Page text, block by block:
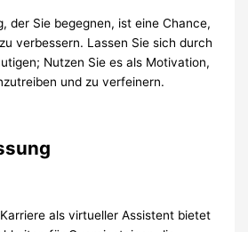
der Sie begegnen, ist eine Chance,
verbessern. Lassen Sie sich durch
Nutzen Sie es als Motivation,
und zu verfeinern.
als virtueller Assistent bietet